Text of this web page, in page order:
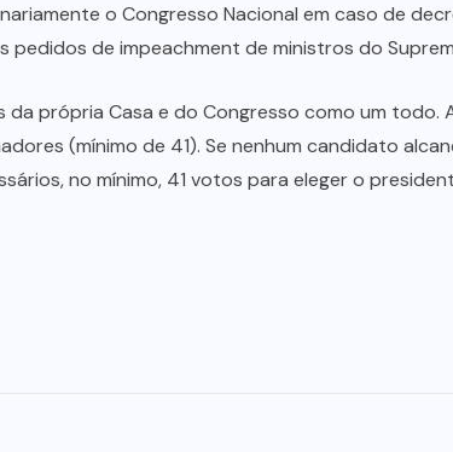
o Congresso Nacional em caso de
de impeachment de ministros do
própria Casa e do Congresso como um todo.
(mínimo de 41). Se nenhum candidato
no mínimo, 41 votos para eleger o